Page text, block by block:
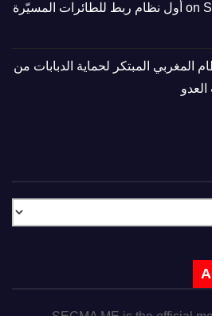
Skywire أول نظام ربط للطائرات المسيّرة
المغربي المبتكر لحماية الدبابات من
العدو